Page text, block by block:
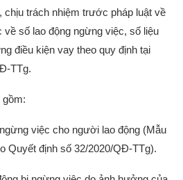
chịu trách nhiệm trước pháp luật về
số lao động ngừng việc, số liệu
điều kiện vay theo quy định tại
TTg.
gồm:
việc cho người lao động (Mẫu
Quyết định số 32/2020/QĐ-TTg).